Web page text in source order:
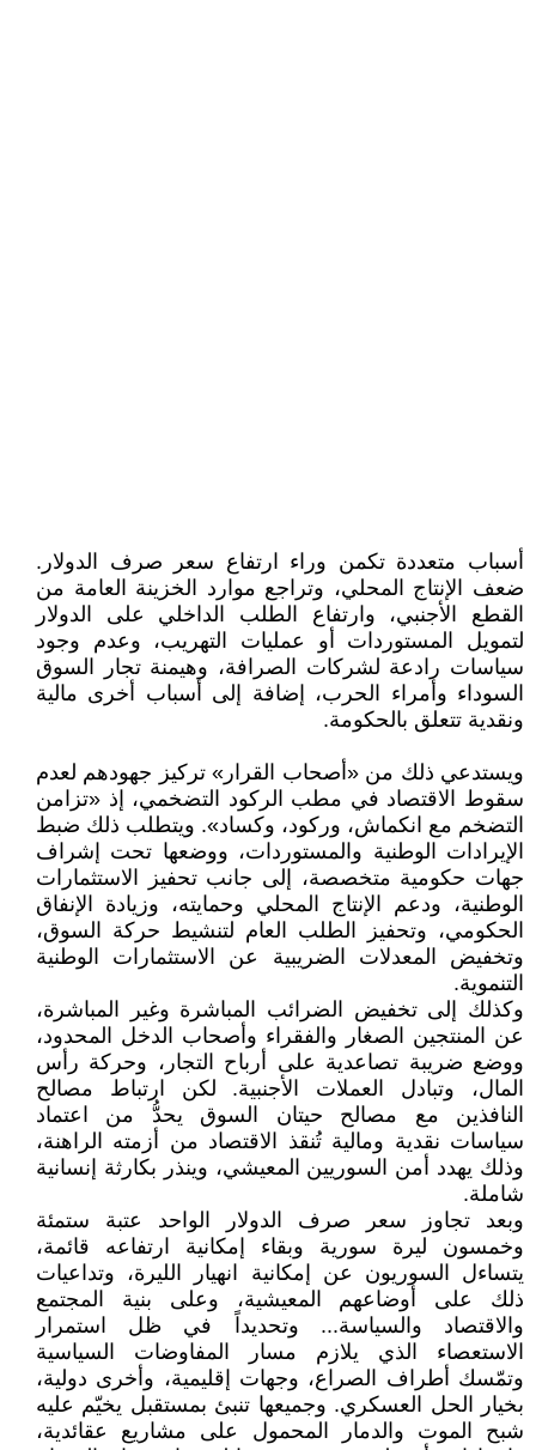
أسباب متعددة تكمن وراء ارتفاع سعر صرف الدولار.
ضعف الإنتاج المحلي، وتراجع موارد الخزينة العامة من
القطع الأجنبي، وارتفاع الطلب الداخلي على الدولار
لتمويل المستوردات أو عمليات التهريب، وعدم وجود
سياسات رادعة لشركات الصرافة، وهيمنة تجار السوق
السوداء وأمراء الحرب، إضافة إلى أسباب أخرى مالية
ونقدية تتعلق بالحكومة.
ويستدعي ذلك من «أصحاب القرار» تركيز جهودهم لعدم
سقوط الاقتصاد في مطب الركود التضخمي، إذ «تزامن
التضخم مع انكماش، وركود، وكساد». ويتطلب ذلك ضبط
الإيرادات الوطنية والمستوردات، ووضعها تحت إشراف
جهات حكومية متخصصة، إلى جانب تحفيز الاستثمارات
الوطنية، ودعم الإنتاج المحلي وحمايته، وزيادة الإنفاق
الحكومي، وتحفيز الطلب العام لتنشيط حركة السوق،
وتخفيض المعدلات الضريبية عن الاستثمارات الوطنية
التنموية.
وكذلك إلى تخفيض الضرائب المباشرة وغير المباشرة،
عن المنتجين الصغار والفقراء وأصحاب الدخل المحدود،
ووضع ضريبة تصاعدية على أرباح التجار، وحركة رأس
المال، وتبادل العملات الأجنبية. لكن ارتباط مصالح
النافذين مع مصالح حيتان السوق يحدُّ من اعتماد
سياسات نقدية ومالية تُنقذ الاقتصاد من أزمته الراهنة،
وذلك يهدد أمن السوريين المعيشي، وينذر بكارثة إنسانية
شاملة.
وبعد تجاوز سعر صرف الدولار الواحد عتبة ستمئة
وخمسون ليرة سورية وبقاء إمكانية ارتفاعه قائمة،
يتساءل السوريون عن إمكانية انهيار الليرة، وتداعيات
ذلك على أوضاعهم المعيشية، وعلى بنية المجتمع
والاقتصاد والسياسة... وتحديداً في ظل استمرار
الاستعصاء الذي يلازم مسار المفاوضات السياسية
وتمّسك أطراف الصراع، وجهات إقليمية، وأخرى دولية،
بخيار الحل العسكري. وجميعها تنبئ بمستقبل يخيّم عليه
شبح الموت والدمار المحمول على مشاريع عقائدية،